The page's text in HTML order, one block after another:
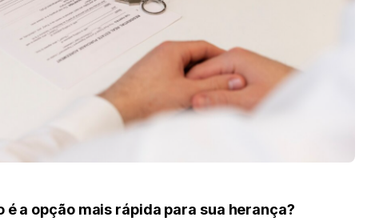
a opção mais rápida para sua herança?